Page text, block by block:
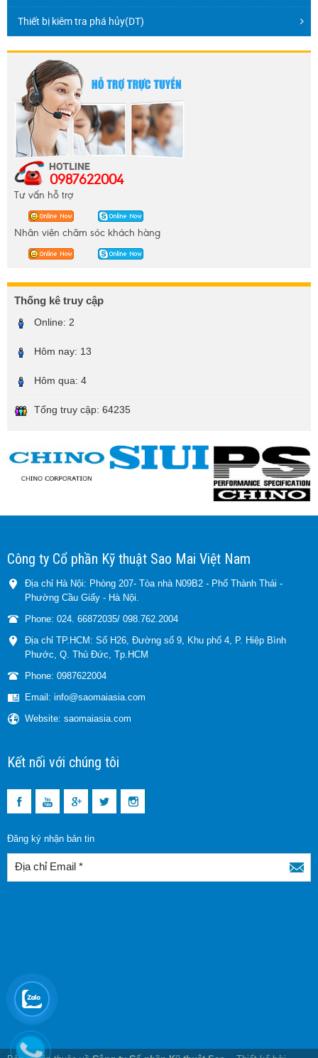
Thiết bị kiêm tra phá hủy(DT)
0987622004
Tư vấn hỗ trợ
Nhân viên chăm sóc khách hàng
Thống kê truy cập
Online: 2
Hôm nay: 13
Hôm qua: 4
Tổng truy cập: 64235
Công ty Cổ phần Kỹ thuật Sao Mai Việt Nam
Địa chỉ Hà Nội: Phòng 207- Tòa nhà N09B2 - Phố Thành Thái -
Phường Cầu Giấy - Hà Nội.
Phone: 024. 66872035/ 098.762.2004
Địa chỉ TP.HCM: Số H26, Đường số 9, Khu phố 4, P. Hiệp Bình
Phước, Q. Thủ Đức, Tp.HCM
Phone: 0987622004
Email: info@saomaiasia.com
Website: saomaiasia.com
Kết nối với chúng tôi
Đăng ký nhận bản tin